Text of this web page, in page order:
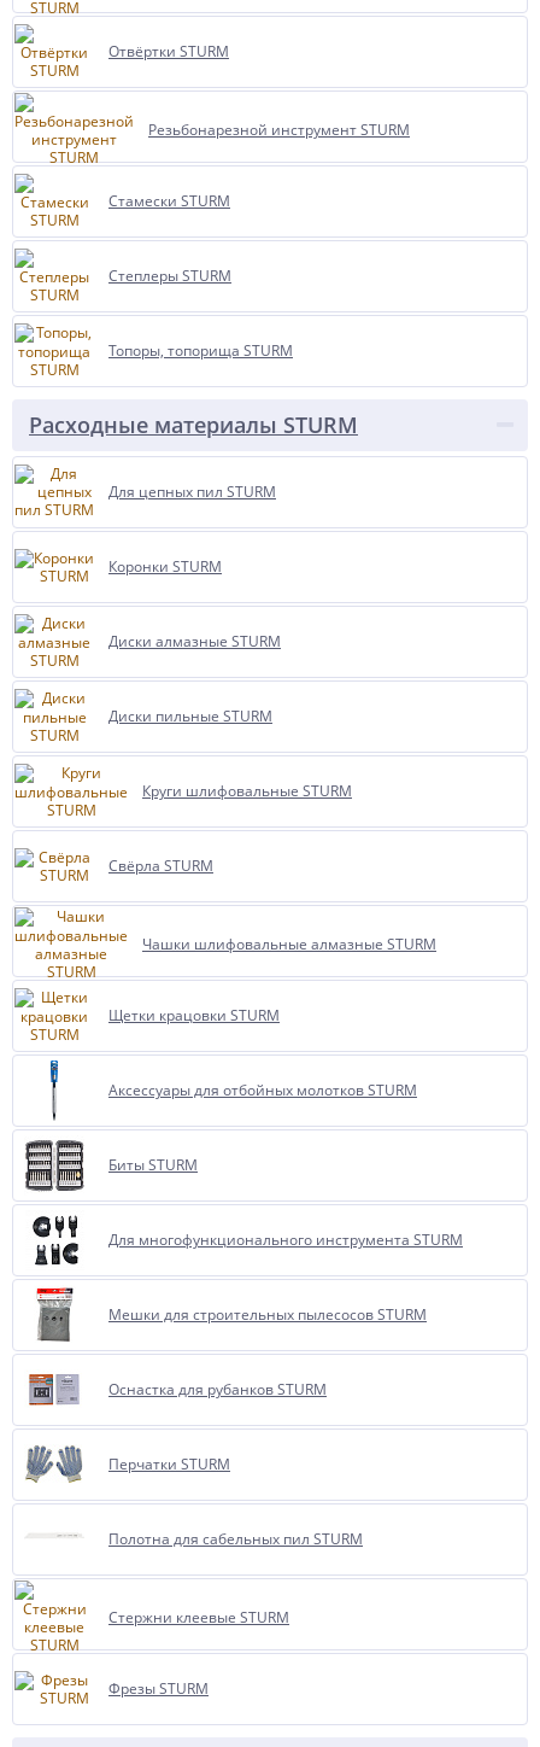
Отвёртки STURM
Резьбонарезной инструмент STURM
Стамески STURM
Степлеры STURM
Топоры, топорища STURM
Расходные материалы STURM
Для цепных пил STURM
Коронки STURM
Диски алмазные STURM
Диски пильные STURM
Круги шлифовальные STURM
Свёрла STURM
Чашки шлифовальные алмазные STURM
Щетки крацовки STURM
Аксессуары для отбойных молотков STURM
Биты STURM
Для многофункционального инструмента STURM
Мешки для строительных пылесосов STURM
Оснастка для рубанков STURM
Перчатки STURM
Полотна для сабельных пил STURM
Стержни клеевые STURM
Фрезы STURM